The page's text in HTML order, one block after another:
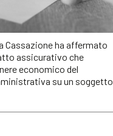
Cassazione ha affermato
assicurativo che
economico del
su un soggetto